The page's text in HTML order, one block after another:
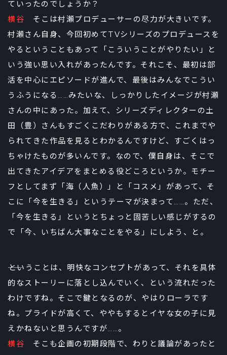
ていったのでしょうか？
横谷 そこは村瀬プロデューサーの尽力が大きいです。
村瀬さん自身、今回初めてTVシリーズのプロデュースを
やるということもあって「こういうことがやりたい」と
いう強い思い入れがあったんです。それこそ、最初は部
活を中心にエピソードが進んで、最後はみんなでこうい
うふうになる……みたいな、しっかりしたイメージが村瀬
さんの中にあった。加えて、シリーズディレクターの土
田（豊）さんもすごくこだわりがある方で、これまでや
られてきた作品を見るとわかるんですけど、すごくはっ
ちゃけたものが多いんです。なので、僕自身は、そこで
出てきたアイデアをまとめる役どころというか。モチー
フとしてまず「海（人魚）」と「コスメ」があって、そ
こに「今を生きる」というテーマが決まって……。ただ、
「今を生きる」というとちょっと固苦しい感じがするの
で「今、いちばん大事なことをやる」にしよう、と。
――ということは、明快なコンセプトがあって、それを具体
的なストーリーに落とし込んでいく、という流れだった
わけですね。そこで鍵となるのが、やはりローラです
ね。プライドが高くて、ややもするとイヤな女の子に見
えかねないと思うんですが……。
横谷 そこも企画の初期段階で、わりと議論があったと